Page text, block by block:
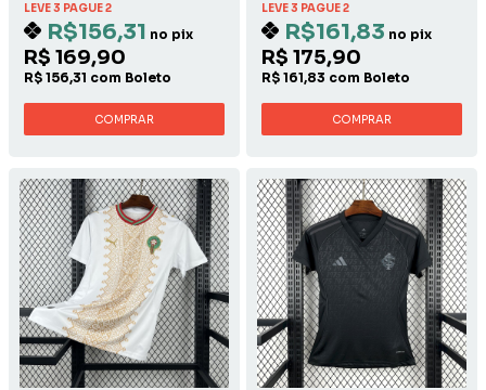
LEVE 3 PAGUE 2
R$156,31 no pix
R$ 169,90
R$ 156,31 com Boleto
COMPRAR
LEVE 3 PAGUE 2
R$161,83 no pix
R$ 175,90
R$ 161,83 com Boleto
COMPRAR